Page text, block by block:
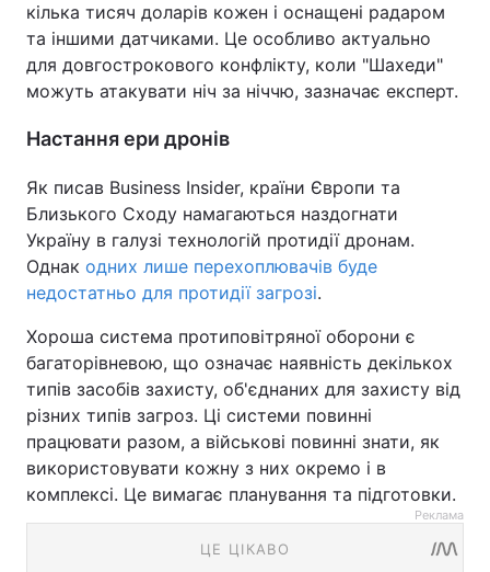
кілька тисяч доларів кожен і оснащені радаром
та іншими датчиками. Це особливо актуально
для довгострокового конфлікту, коли "Шахеди"
можуть атакувати ніч за ніччю, зазначає експерт.
Настання ери дронів
Як писав Business Insider, країни Європи та
Близького Сходу намагаються наздогнати
Україну в галузі технологій протидії дронам.
Однак одних лише перехоплювачів буде
недостатньо для протидії загрозі.
Хороша система протиповітряної оборони є
багаторівневою, що означає наявність декількох
типів засобів захисту, об'єднаних для захисту від
різних типів загроз. Ці системи повинні
працювати разом, а військові повинні знати, як
використовувати кожну з них окремо і в
комплексі. Це вимагає планування та підготовки.
Реклама